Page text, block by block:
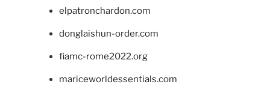
elpatronchardon.com
donglaishun-order.com
fiamc-rome2022.org
mariceworldessentials.com